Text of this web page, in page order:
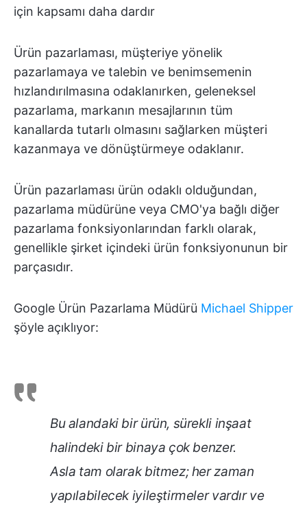
için kapsamı daha dardır
Ürün pazarlaması, müşteriye yönelik
pazarlamaya ve talebin ve benimsemenin
hızlandırılmasına odaklanırken, geleneksel
pazarlama, markanın mesajlarının tüm
kanallarda tutarlı olmasını sağlarken müşteri
kazanmaya ve dönüştürmeye odaklanır.
Ürün pazarlaması ürün odaklı olduğundan,
pazarlama müdürüne veya CMO'ya bağlı diğer
pazarlama fonksiyonlarından farklı olarak,
genellikle şirket içindeki ürün fonksiyonunun bir
parçasıdır.
Google Ürün Pazarlama Müdürü Michael Shipper
şöyle açıklıyor:
Bu alandaki bir ürün, sürekli inşaat
halindeki bir binaya çok benzer.
Asla tam olarak bitmez; her zaman
yapılabilecek iyileştirmeler vardır ve